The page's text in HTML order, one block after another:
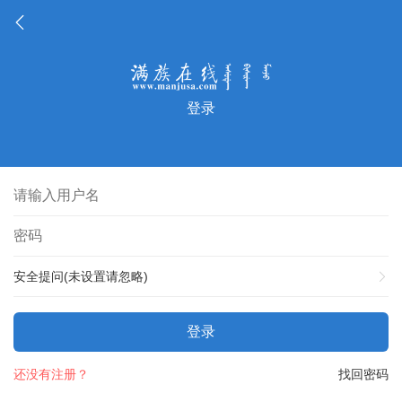
登录
安全提问(未设置请忽略)
登录
找回密码
还没有注册？